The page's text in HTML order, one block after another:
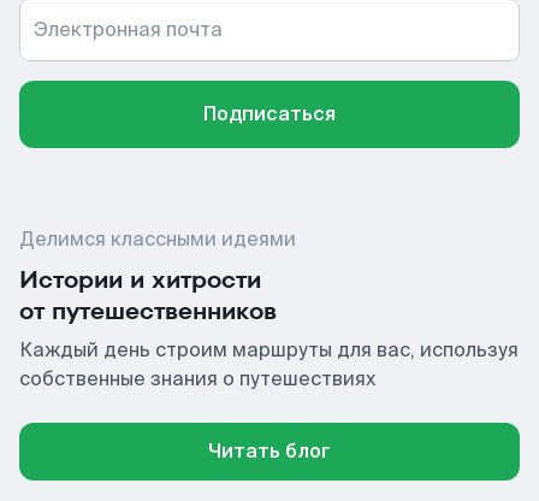
Электронная почта
Подписаться
Делимся классными идеями
Истории и хитрости
от путешественников
Каждый день строим маршруты для вас, используя
собственные знания о путешествиях
Читать блог